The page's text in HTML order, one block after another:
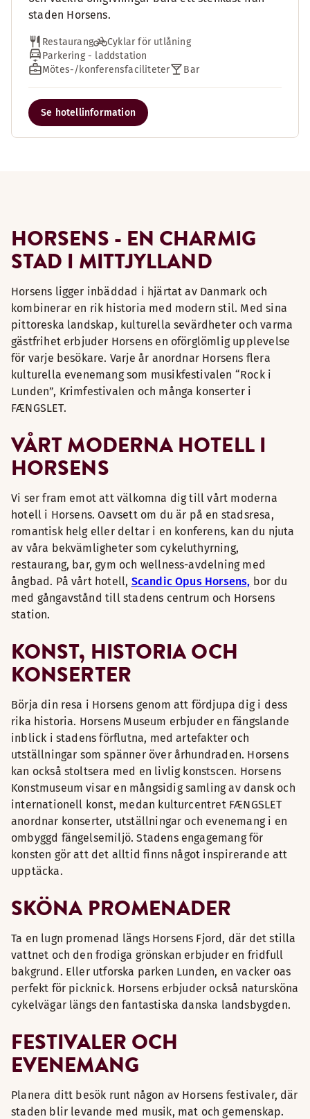
staden Horsens.
Restaurang
Cyklar för utlåning
Parkering - laddstation
Mötes-/konferensfaciliteter
Bar
Se hotellinformation
HORSENS - EN CHARMIG
STAD I MITTJYLLAND
Horsens ligger inbäddad i hjärtat av Danmark och
kombinerar en rik historia med modern stil. Med sina
pittoreska landskap, kulturella sevärdheter och varma
gästfrihet erbjuder Horsens en oförglömlig upplevelse
för varje besökare. Varje år anordnar Horsens flera
kulturella evenemang som musikfestivalen “Rock i
Lunden”, Krimfestivalen och många konserter i
FÆNGSLET.
VÅRT MODERNA HOTELL I
HORSENS
Vi ser fram emot att välkomna dig till vårt moderna
hotell i Horsens. Oavsett om du är på en stadsresa,
romantisk helg eller deltar i en konferens, kan du njuta
av våra bekvämligheter som cykeluthyrning,
restaurang, bar, gym och wellness-avdelning med
ångbad. På vårt hotell, Scandic Opus Horsens, bor du
med gångavstånd till stadens centrum och Horsens
station.
KONST, HISTORIA OCH
KONSERTER
Börja din resa i Horsens genom att fördjupa dig i dess
rika historia. Horsens Museum erbjuder en fängslande
inblick i stadens förflutna, med artefakter och
utställningar som spänner över århundraden. Horsens
kan också stoltsera med en livlig konstscen. Horsens
Konstmuseum visar en mångsidig samling av dansk och
internationell konst, medan kulturcentret FÆNGSLET
anordnar konserter, utställningar och evenemang i en
ombyggd fängelsemiljö. Stadens engagemang för
konsten gör att det alltid finns något inspirerande att
upptäcka.
SKÖNA PROMENADER
Ta en lugn promenad längs Horsens Fjord, där det stilla
vattnet och den frodiga grönskan erbjuder en fridfull
bakgrund. Eller utforska parken Lunden, en vacker oas
perfekt för picknick. Horsens erbjuder också natursköna
cykelvägar längs den fantastiska danska landsbygden.
FESTIVALER OCH
EVENEMANG
Planera ditt besök runt någon av Horsens festivaler, där
staden blir levande med musik, mat och gemenskap.